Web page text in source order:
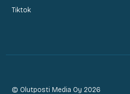
Tiktok
© Olutposti Media Oy 2026